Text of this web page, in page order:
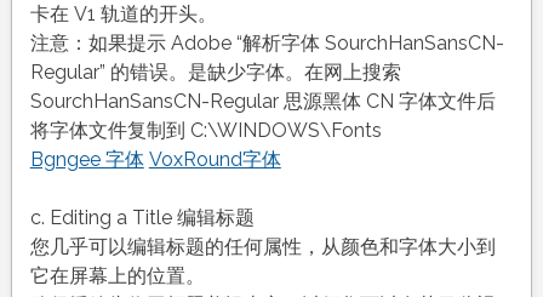
卡在 V1 轨道的开头。
注意：如果提示 Adobe “解析字体 SourchHanSansCN-
Regular” 的错误。是缺少字体。在网上搜索
SourchHanSansCN-Regular 思源黑体 CN 字体文件后
将字体文件复制到 C:\WINDOWS\Fonts
Bgngee 字体 VoxRound字体
c. Editing a Title 编辑标题
您几乎可以编辑标题的任何属性，从颜色和字体大小到
它在屏幕上的位置。